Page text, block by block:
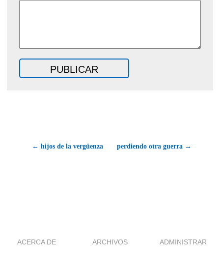
← hijos de la vergüenza perdiendo otra guerra →
ACERCA DE ARCHIVOS ADMINISTRAR